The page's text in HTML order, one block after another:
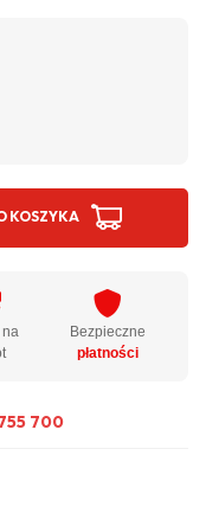
KOSZYKA
Bezpieczne
płatności
700